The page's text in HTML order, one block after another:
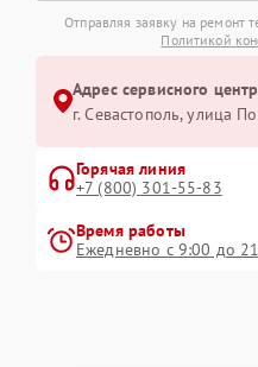
Отправляя заявку на ремонт
Политикой
Адрес сервисного
г. Севастополь, улица
Горячая линия
+7 (800) 301-55-83
Время работы
Ежедневно с 9:00 до